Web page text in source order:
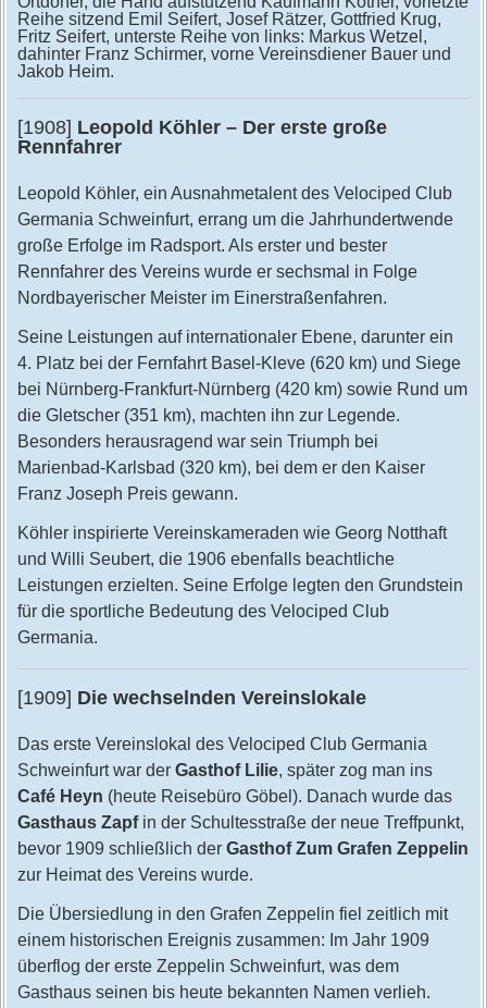
Reihe sitzend Emil Seifert, Josef Rätzer, Gottfried Krug,
Fritz Seifert, unterste Reihe von links: Markus Wetzel,
dahinter Franz Schirmer, vorne Vereinsdiener Bauer und
Jakob Heim.
[1908] Leopold Köhler – Der erste große
Rennfahrer
Leopold Köhler, ein Ausnahmetalent des Velociped Club
Germania Schweinfurt, errang um die Jahrhundertwende
große Erfolge im Radsport. Als erster und bester
Rennfahrer des Vereins wurde er sechsmal in Folge
Nordbayerischer Meister im Einerstraßenfahren.
Seine Leistungen auf internationaler Ebene, darunter ein
4. Platz bei der Fernfahrt Basel-Kleve (620 km) und Siege
bei Nürnberg-Frankfurt-Nürnberg (420 km) sowie Rund um
die Gletscher (351 km), machten ihn zur Legende.
Besonders herausragend war sein Triumph bei
Marienbad-Karlsbad (320 km), bei dem er den Kaiser
Franz Joseph Preis gewann.
Köhler inspirierte Vereinskameraden wie Georg Notthaft
und Willi Seubert, die 1906 ebenfalls beachtliche
Leistungen erzielten. Seine Erfolge legten den Grundstein
für die sportliche Bedeutung des Velociped Club
Germania.
[1909] Die wechselnden Vereinslokale
Das erste Vereinslokal des Velociped Club Germania
Schweinfurt war der Gasthof Lilie, später zog man ins
Café Heyn (heute Reisebüro Göbel). Danach wurde das
Gasthaus Zapfin der Schultesstraße der neue Treffpunkt,
bevor 1909 schließlich der Gasthof Zum Grafen Zeppelin
zur Heimat des Vereins wurde.
Die Übersiedlung in den Grafen Zeppelin fiel zeitlich mit
einem historischen Ereignis zusammen: Im Jahr 1909
überflog der erste Zeppelin Schweinfurt, was dem
Gasthaus seinen bis heute bekannten Namen verlieh.